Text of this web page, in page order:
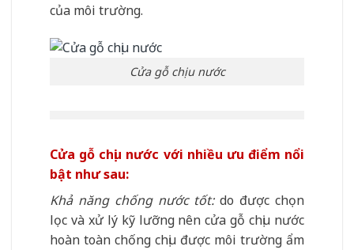
của môi trường.
Cửa gỗ chịu nước
Cửa gỗ chịu nước với nhiều ưu điểm nổi
bật như sau:
Khả năng chống nước tốt:do được chọn
lọc và xử lý kỹ lưỡng nên cửa gỗ chịu nước
hoàn toàn chống chịu được môi trường ẩm